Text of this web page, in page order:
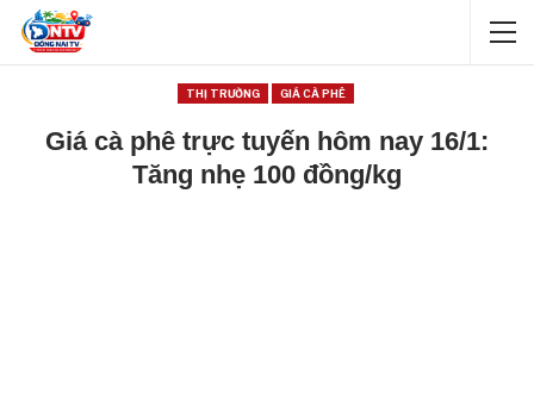
THỊ TRƯỜNG GIÁ CÀ PHÊ
Giá cà phê trực tuyến hôm nay 16/1:
Tăng nhẹ 100 đồng/kg